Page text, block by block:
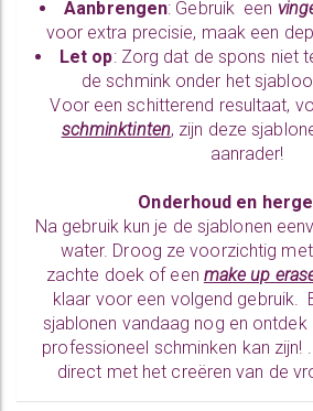
Aanbrengen: Gebruik een
voor extra precisie, maak een
Let op: Zorg dat de spons niet
de schmink onder het
Voor een schitterend resultaat,
schminktinten, zijn deze
aanrader!
Onderhoud en
Na gebruik kun je de sjablonen
water. Droog ze voorzichtig
zachte doek of een make up
klaar voor een volgend gebruik.
sjablonen vandaag nog en ontdek
professioneel schminken kan zijn! .
direct met het creëren van de